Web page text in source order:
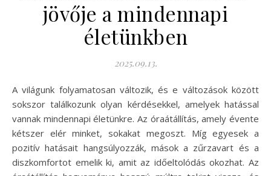
jövője a mindennapi
életünkben
2025.09.13.
A világunk folyamatosan változik, és e változások között
sokszor találkozunk olyan kérdésekkel, amelyek hatással
vannak mindennapi életünkre. Az óraátállítás, amely évente
kétszer elér minket, sokakat megoszt. Míg egyesek a
pozitív hatásait hangsúlyozzák, mások a zűrzavart és a
diszkomfortot emelik ki, amit az időeltolódás okozhat. Az